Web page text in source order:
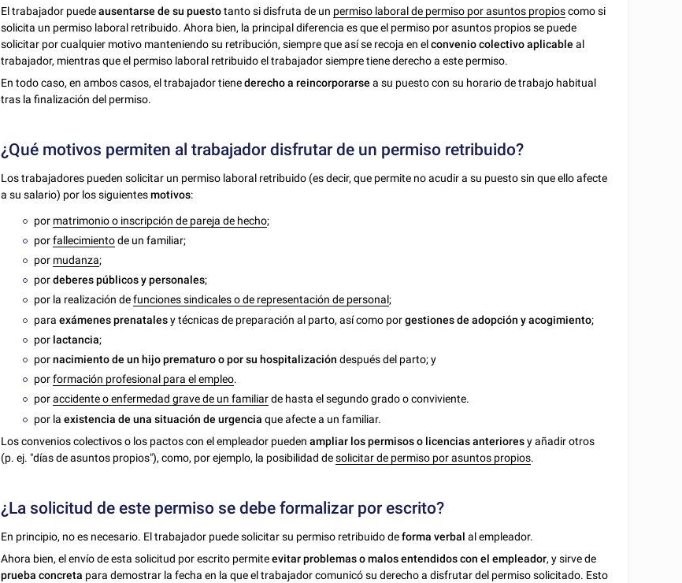
El trabajador puedeausentarse de su puestotanto si disfruta de un permiso laboral de permiso por asuntos propioscomo si
solicita un permiso laboral retribuido. Ahora bien, la principal diferencia es que el permiso por asuntos propios se puede
solicitar por cualquier motivo manteniendo su retribución, siempre que así se recoja en elconvenio colectivo aplicableal
trabajador, mientras que el permiso laboral retribuido el trabajador siempre tiene derecho a este permiso.
En todo caso, en ambos casos, el trabajador tienederecho a reincorporarsea su puesto con su horario de trabajo habitual
tras la finalización del permiso.
¿Qué motivos permiten al trabajador disfrutar de un permiso retribuido?
Los trabajadores pueden solicitar un permiso laboral retribuido (es decir, que permite no acudir a su puesto sin que ello afecte
a su salario) por los siguientesmotivos:
por matrimonio o inscripción de pareja de hecho;
porfallecimientode un familiar;
por mudanza;
pordeberes públicos y personales;
por la realización defunciones sindicales o de representación de personal;
paraexámenes prenatalesy técnicas de preparación al parto, así como porgestiones de adopción y acogimiento;
por lactancia;
pornacimiento de un hijo prematuro o por su hospitalización después del parto; y
porformación profesional para el empleo.
poraccidente o enfermedad grave de un familiarde hasta el segundo grado o conviviente.
por laexistencia de una situación de urgencia que afecte a un familiar.
Los convenios colectivos o los pactos con el empleador puedenampliar los permisos o licencias anterioresy añadir otros
(p. ej. "días de asuntos propios"), como, por ejemplo, la posibilidad desolicitar de permiso por asuntos propios.
¿La solicitud de este permiso se debe formalizar por escrito?
En principio, no es necesario. El trabajador puede solicitar su permiso retribuido deforma verbal al empleador.
Ahora bien, el envío de esta solicitud por escrito permiteevitar problemas o malos entendidos con el empleador, y sirve de
prueba concreta para demostrar la fecha en la que el trabajador comunicó su derecho a disfrutar del permiso solicitado. Esto